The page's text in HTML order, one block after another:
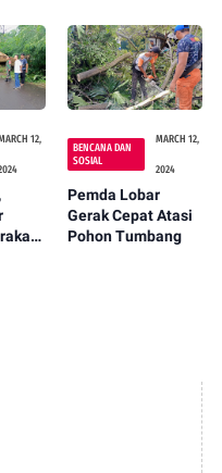
Lobar
12,
BENCANA DAN
SOSIAL
MARCH 12,
2024
Pemda Lobar
Gerak Cepat Atasi
Pohon Tumbang